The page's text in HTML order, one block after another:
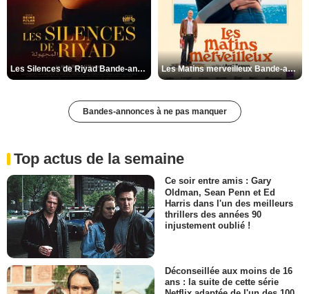
Les Silences de Riyad Bande-annonce VO STFR Les Matins merveilleux Bande-annonce VF
Bandes-annonces à ne pas manquer
Top actus de la semaine
Ce soir entre amis : Gary
Oldman, Sean Penn et Ed
Harris dans l'un des meilleurs
thrillers des années 90
injustement oublié !
Déconseillée aux moins de 16
ans : la suite de cette série